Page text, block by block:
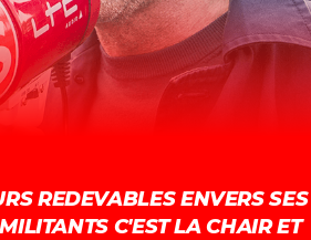
REDEVABLES ENVERS SES
C'EST LA CHAIR ET